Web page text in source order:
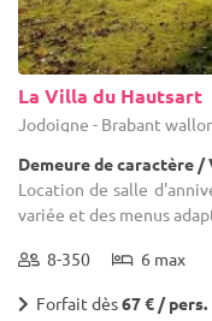
La Villa du Hautsart
Jodoigne - Brabant
Demeure de caractère /
Location de salle
variée et des menus
8-350 6 max
Forfait dès67 € / pers.